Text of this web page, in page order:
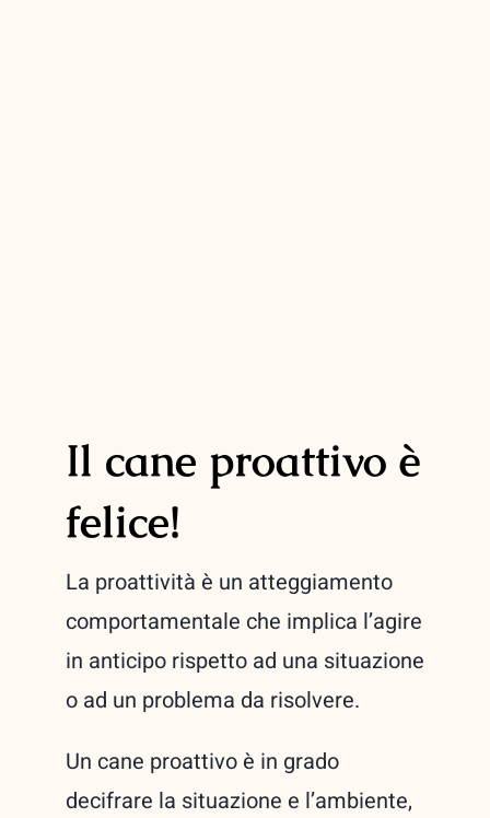
Il cane proattivo è
felice!
La proattività è un atteggiamento
comportamentale che implica l’agire
in anticipo rispetto ad una situazione
o ad un problema da risolvere.
Un cane proattivo è in grado
decifrare la situazione e l’ambiente,